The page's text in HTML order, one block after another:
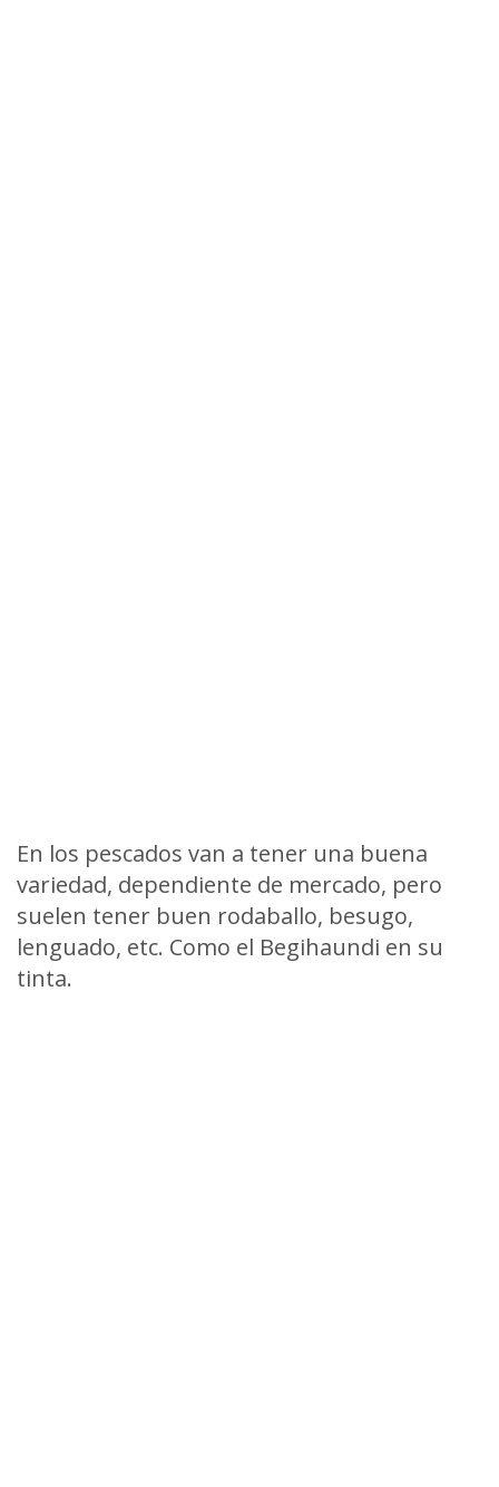
En los pescados van a tener una buena
variedad, dependiente de mercado, pero
suelen tener buen rodaballo, besugo,
lenguado, etc. Como el Begihaundi en su
tinta.